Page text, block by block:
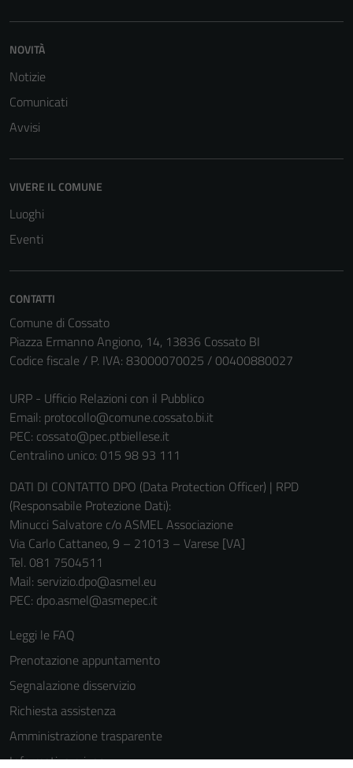
NOVITÀ
Notizie
Comunicati
Avvisi
VIVERE IL COMUNE
Luoghi
Eventi
CONTATTI
Comune di Cossato
Piazza Ermanno Angiono, 14, 13836 Cossato BI
Codice fiscale / P. IVA: 83000070025 / 00400880027
URP - Ufficio Relazioni con il Pubblico
Email: protocollo@comune.cossato.bi.it
PEC: cossato@pec.ptbiellese.it
Centralino unico: 015 98 93 111
DATI DI CONTATTO DPO (Data Protection Officer) | RPD
(Responsabile Protezione Dati):
Minucci Salvatore c/o ASMEL Associazione
Via Carlo Cattaneo, 9 – 21013 – Varese [VA]
Tel. 081 7504511
Mail: servizio.dpo@asmel.eu
PEC: dpo.asmel@asmepec.it
Leggi le FAQ
Prenotazione appuntamento
Segnalazione disservizio
Richiesta assistenza
Amministrazione trasparente
Informativa privacy
per il
essere
disabilitati.
non raccolgono
informazioni